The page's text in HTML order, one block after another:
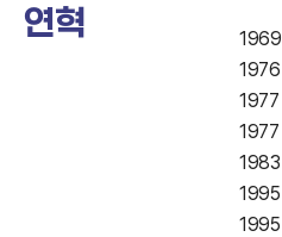
연혁 1969
1976
1977
1977
1983
1995
1995